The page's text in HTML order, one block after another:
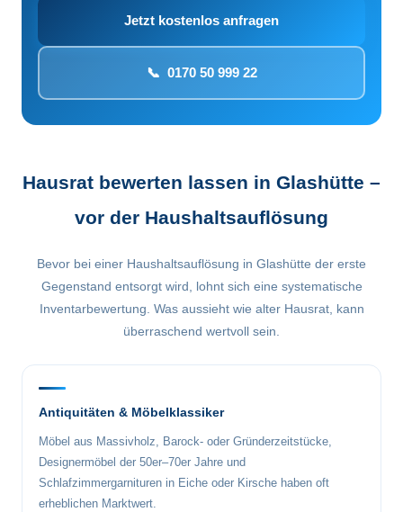
Jetzt kostenlos anfragen
📞 0170 50 999 22
Hausrat bewerten lassen in Glashütte –
vor der Haushaltsauflösung
Bevor bei einer Haushaltsauflösung in Glashütte der erste
Gegenstand entsorgt wird, lohnt sich eine systematische
Inventarbewertung. Was aussieht wie alter Hausrat, kann
überraschend wertvoll sein.
Antiquitäten & Möbelklassiker
Möbel aus Massivholz, Barock- oder Gründerzeitstücke,
Designermöbel der 50er–70er Jahre und
Schlafzimmergarnituren in Eiche oder Kirsche haben oft
erheblichen Marktwert.